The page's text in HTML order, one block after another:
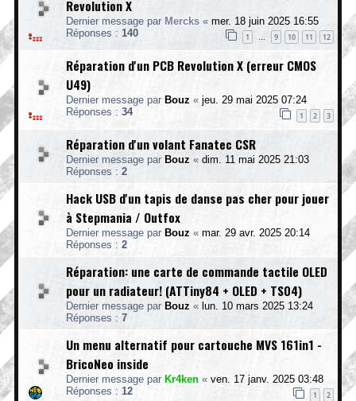
Revolution X
Dernier message par Mercks « mer. 18 juin 2025 16:55
Réponses : 140 1 … 9 10 11 12
Réparation d'un PCB Revolution X (erreur CMOS
U49)
Dernier message par Bouz « jeu. 29 mai 2025 07:24
Réponses : 34 1 2 3
Réparation d'un volant Fanatec CSR
Dernier message par Bouz « dim. 11 mai 2025 21:03
Réponses : 2
Hack USB d'un tapis de danse pas cher pour jouer
à Stepmania / Outfox
Dernier message par Bouz « mar. 29 avr. 2025 20:14
Réponses : 2
Réparation: une carte de commande tactile OLED
pour un radiateur! (ATTiny84 + OLED + TS04)
Dernier message par Bouz « lun. 10 mars 2025 13:24
Réponses : 7
Un menu alternatif pour cartouche MVS 161in1 -
BricoNeo inside
Dernier message par Kr4ken « ven. 17 janv. 2025 03:48
Réponses : 12 1 2